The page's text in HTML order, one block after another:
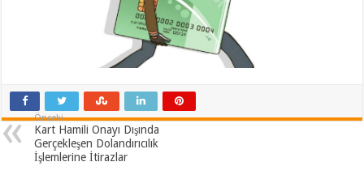
Önceki
Kart Hamili Onayı Dışında
Gerçekleşen Dolandırıcılık
İşlemlerine İtirazlar